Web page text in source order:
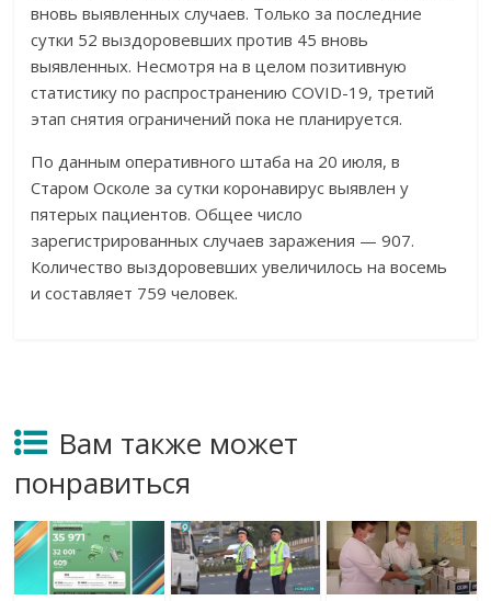
вновь выявленных случаев. Только за последние
сутки 52 выздоровевших против 45 вновь
выявленных. Несмотря на в целом позитивную
статистику по распространению COVID-19, третий
этап снятия ограничений пока не планируется.
По данным оперативного штаба на 20 июля, в
Старом Осколе за сутки коронавирус выявлен у
пятерых пациентов. Общее число
зарегистрированных случаев заражения — 907.
Количество выздоровевших увеличилось на восемь
и составляет 759 человек.
Вам также может
понравиться